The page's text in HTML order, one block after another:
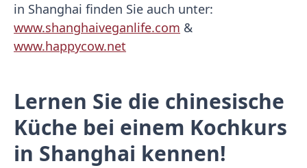
in Shanghai finden Sie auch unter:
www.shanghaiveganlife.com &
www.happycow.net
Lernen Sie die chinesische
Küche bei einem Kochkurs
in Shanghai kennen!